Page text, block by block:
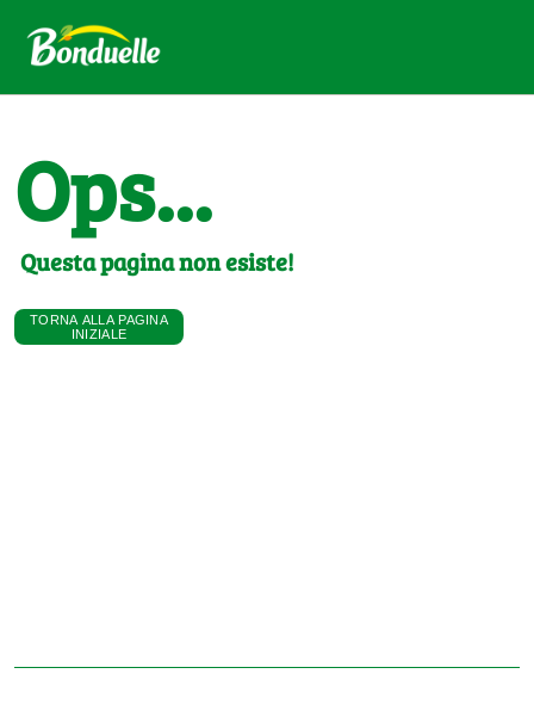
Ops...
Questa pagina non esiste!
TORNA ALLA PAGINA
INIZIALE